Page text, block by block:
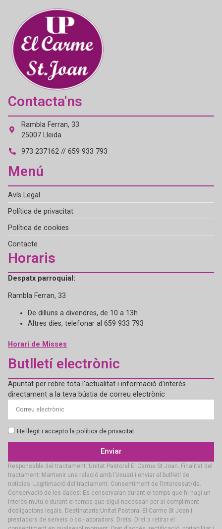
Contacta'ns
Rambla Ferran, 33
25007 Lleida
973 237162 // 659 933 793
Menú
Avís Legal
Política de privacitat
Política de cookies
Contacte
Horaris
Despatx parroquial:
Rambla Ferran, 33
De dilluns a divendres, de 10 a 13h
Altres dies, telefonar al 659 933 793
Horari de Misses
Butlletí electrònic
Apuntat per rebre tota l’actualitat i informació d’interès
directament a la teva bústia de correu electrònic
He llegit i accepto la política de privacitat
Enviar
Responsable del tractament: Unitat Pastoral El Carme St Joan. Finalitat del
tractament: Mantenir una relació amb l’Usuari i enviar el butlletí de
notícies. Legitimació del tractament: Consentiment de l’interessat/da.
Conservació de les dades: Es conservaran durant el temps que hi hagi un
interès mutu o durant el temps que sigui necessari per al compliment
d’obligacions legals. Destinataris:Unitat Pastoral El Carme St Joan i
prestadors de serveis o col·laboradors. Drets: Dret a retirar el